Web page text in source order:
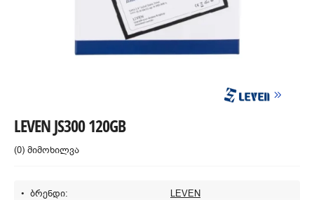
LEVEN JS300 120GB
(0) მიმოხილვა
ბრენდი:
LEVEN